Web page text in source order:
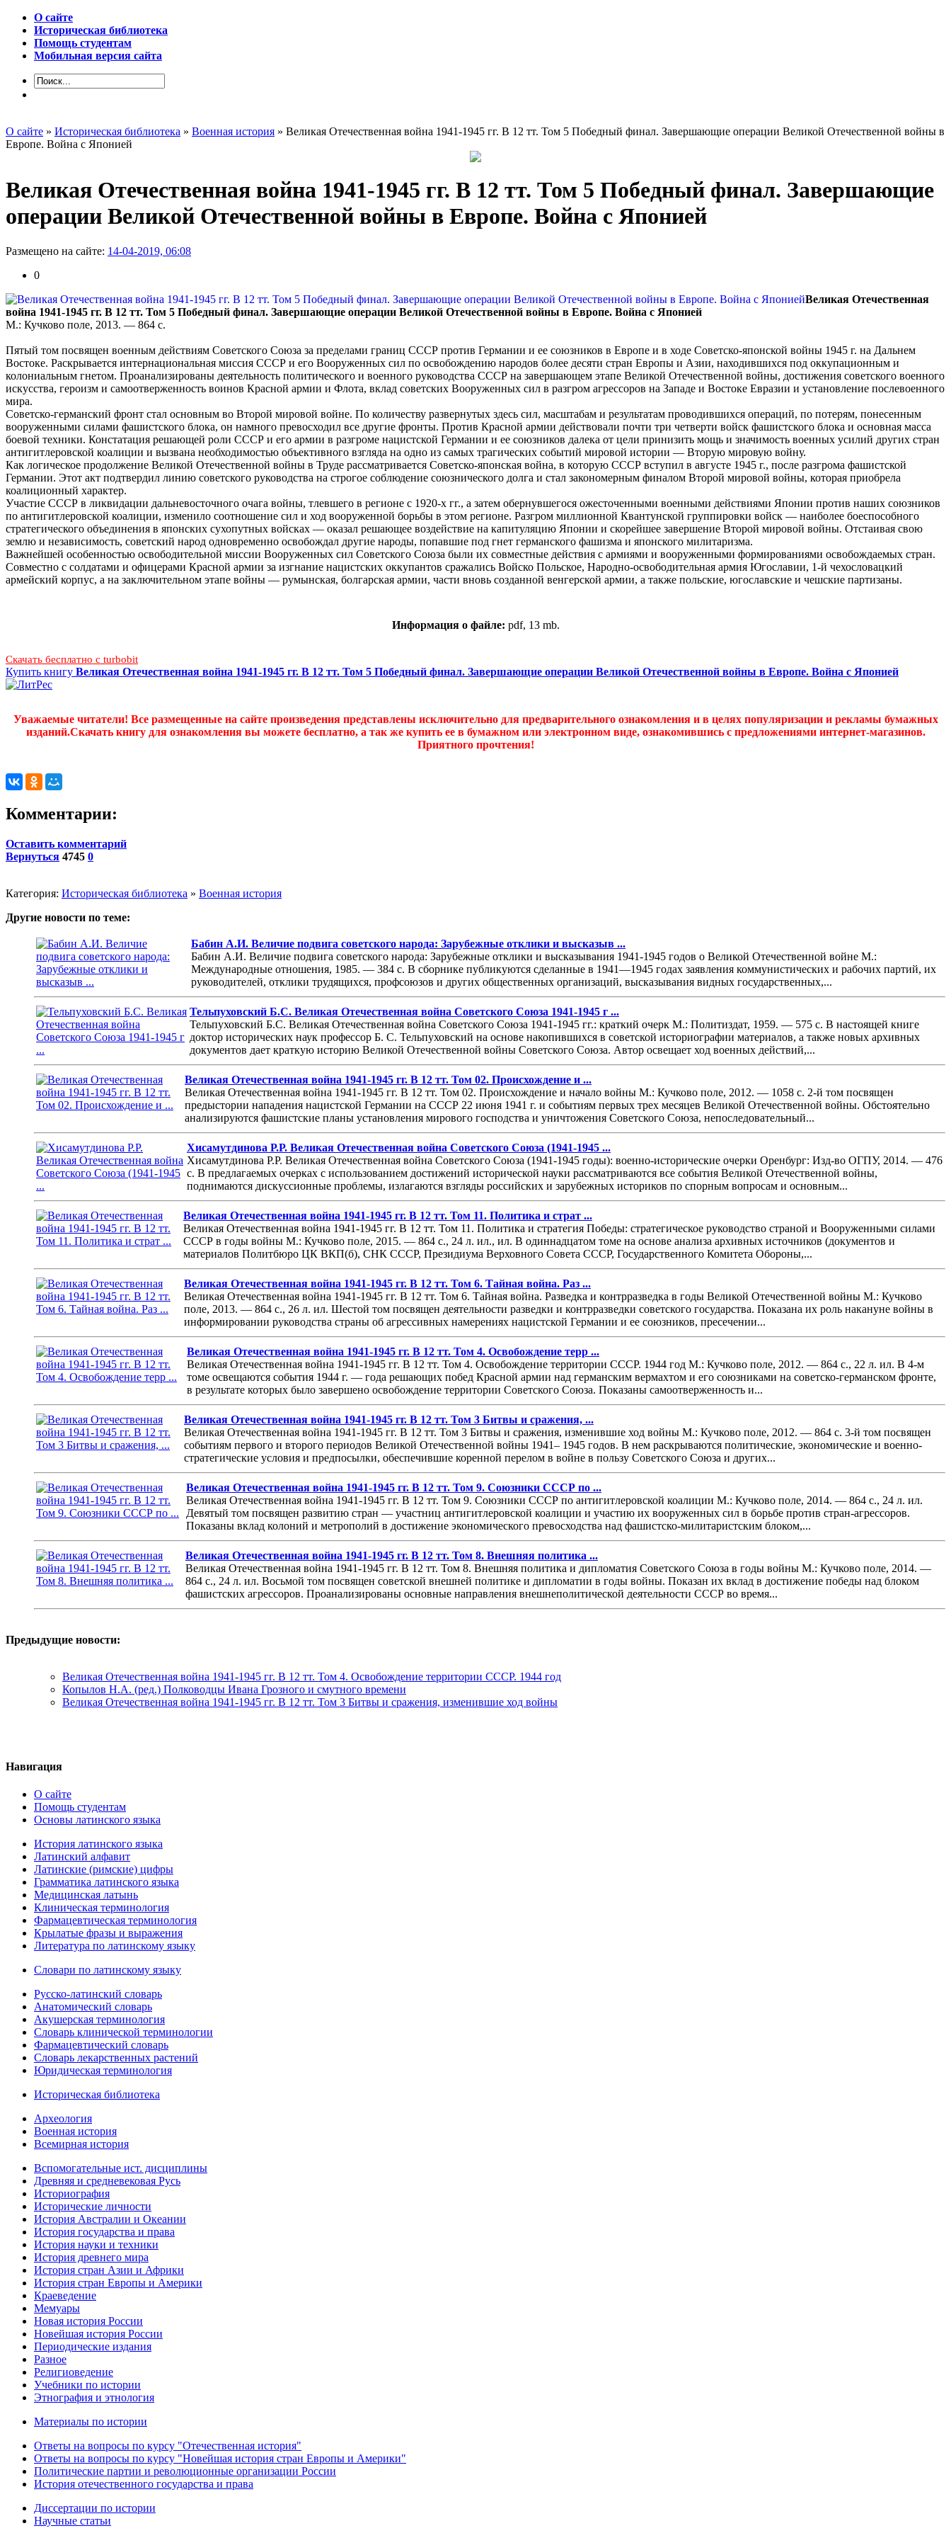
О сайте
Историческая библиотека
Помощь студентам
Мобильная версия сайта
О сайте » Историческая библиотека » Военная история » Великая Отечественная война 1941-1945 гг. В 12 тт. Том 5 Победный финал. Завершающие операции Великой Отечественной войны в
Европе. Война с Японией
Великая Отечественная война 1941-1945 гг. В 12 тт. Том 5 Победный финал. Завершающие
операции Великой Отечественной войны в Европе. Война с Японией
Размещено на сайте: 14-04-2019, 06:08
0
Великая Отечественная
война 1941-1945 гг. В 12 тт. Том 5 Победный финал. Завершающие операции Великой Отечественной войны в Европе. Война с Японией
М.: Кучково поле, 2013. — 864 с.
Пятый том посвящен военным действиям Советского Союза за пределами границ СССР против Германии и ее союзников в Европе и в ходе Советско-японской войны 1945 г. на Дальнем
Востоке. Раскрывается интернациональная миссия СССР и его Вооруженных сил по освобождению народов более десяти стран Европы и Азии, находившихся под оккупационным и
колониальным гнетом. Проанализированы деятельность политического и военного руководства СССР на завершающем этапе Великой Отечественной войны, достижения советского военного
искусства, героизм и самоотверженность воинов Красной армии и Флота, вклад советских Вооруженных сил в разгром агрессоров на Западе и Востоке Евразии и установление послевоенного
мира.
Советско-германский фронт стал основным во Второй мировой войне. По количеству развернутых здесь сил, масштабам и результатам проводившихся операций, по потерям, понесенным
вооруженными силами фашистского блока, он намного превосходил все другие фронты. Против Красной армии действовали почти три четверти войск фашистского блока и основная масса
боевой техники. Констатация решающей роли СССР и его армии в разгроме нацистской Германии и ее союзников далека от цели принизить мощь и значимость военных усилий других стран
антигитлеровской коалиции и вызвана необходимостью объективного взгляда на одно из самых трагических событий мировой истории — Вторую мировую войну.
Как логическое продолжение Великой Отечественной войны в Труде рассматривается Советско-японская война, в которую СССР вступил в августе 1945 г., после разгрома фашистской
Германии. Этот акт подтвердил линию советского руководства на строгое соблюдение союзнического долга и стал закономерным финалом Второй мировой войны, которая приобрела
коалиционный характер.
Участие СССР в ликвидации дальневосточного очага войны, тлевшего в регионе с 1920-х гг., а затем обернувшегося ожесточенными военными действиями Японии против наших союзников
по антигитлеровской коалиции, изменило соотношение сил и ход вооруженной борьбы в этом регионе. Разгром миллионной Квантунской группировки войск — наиболее боеспособного
стратегического объединения в японских сухопутных войсках — оказал решающее воздействие на капитуляцию Японии и скорейшее завершение Второй мировой войны. Отстаивая свою
землю и независимость, советский народ одновременно освобождал другие народы, попавшие под гнет германского фашизма и японского милитаризма.
Важнейшей особенностью освободительной миссии Вооруженных сил Советского Союза были их совместные действия с армиями и вооруженными формированиями освобождаемых стран.
Совместно с солдатами и офицерами Красной армии за изгнание нацистских оккупантов сражались Войско Польское, Народно-освободительная армия Югославии, 1-й чехословацкий
армейский корпус, а на заключительном этапе войны — румынская, болгарская армии, части вновь созданной венгерской армии, а также польские, югославские и чешские партизаны.
Информация о файле: pdf, 13 mb.
Скачать бесплатно c turbobit
Купить книгу Великая Отечественная война 1941-1945 гг. В 12 тт. Том 5 Победный финал. Завершающие операции Великой Отечественной войны в Европе. Война с Японией
Уважаемые читатели! Все размещенные на сайте произведения представлены исключительно для предварительного ознакомления и в целях популяризации и рекламы бумажных
изданий.Скачать книгу для ознакомления вы можете бесплатно, а так же купить ее в бумажном или электронном виде, ознакомившись с предложениями интернет-магазинов.
Приятного прочтения!
Комментарии:
Оставить комментарий
Вернуться 4745 0
Категория: Историческая библиотека » Военная история
Другие новости по теме:
Бабин А.И. Величие подвига советского народа: Зарубежные отклики и высказыв ...
Бабин А.И. Величие подвига советского народа: Зарубежные отклики и высказывания 1941-1945 годов о Великой Отечественной войне М.:
Международные отношения, 1985. — 384 с. В сборнике публикуются сделанные в 1941—1945 годах заявления коммунистических и рабочих партий, их
руководителей, отклики трудящихся, профсоюзов и других общественных организаций, высказывания видных государственных,...
Тельпуховский Б.С. Великая Отечественная война Советского Союза 1941-1945 г ...
Тельпуховский Б.С. Великая Отечественная война Советского Союза 1941-1945 гг.: краткий очерк М.: Политиздат, 1959. — 575 с. В настоящей книге
доктор исторических наук профессор Б. С. Тельпуховский на основе накопившихся в советской историографии материалов, а также новых архивных
документов дает краткую историю Великой Отечественной войны Советского Союза. Автор освещает ход военных действий,...
Великая Отечественная война 1941-1945 гг. В 12 тт. Том 02. Происхождение и ...
Великая Отечественная война 1941-1945 гг. В 12 тт. Том 02. Происхождение и начало войны М.: Кучково поле, 2012. — 1058 с. 2-й том посвящен
предыстории нападения нацистской Германии на СССР 22 июня 1941 г. и событиям первых трех месяцев Великой Отечественной войны. Обстоятельно
анализируются фашистские планы установления мирового господства и уничтожения Советского Союза, непоследовательный...
Хисамутдинова Р.Р. Великая Отечественная война Советского Союза (1941-1945 ...
Хисамутдинова Р.Р. Великая Отечественная война Советского Союза (1941-1945 годы): военно-исторические очерки Оренбург: Изд-во ОГПУ, 2014. — 476
с. В предлагаемых очерках с использованием достижений исторической науки рассматриваются все события Великой Отечественной войны,
поднимаются дискуссионные проблемы, излагаются взгляды российских и зарубежных историков по спорным вопросам и основным...
Великая Отечественная война 1941-1945 гг. В 12 тт. Том 11. Политика и страт ...
Великая Отечественная война 1941-1945 гг. В 12 тт. Том 11. Политика и стратегия Победы: стратегическое руководство страной и Вооруженными силами
СССР в годы войны М.: Кучково поле, 2015. — 864 с., 24 л. ил., ил. В одиннадцатом томе на основе анализа архивных источников (документов и
материалов Политбюро ЦК ВКП(б), СНК СССР, Президиума Верховного Совета СССР, Государственного Комитета Обороны,...
Великая Отечественная война 1941-1945 гг. В 12 тт. Том 6. Тайная война. Раз ...
Великая Отечественная война 1941-1945 гг. В 12 тт. Том 6. Тайная война. Разведка и контрразведка в годы Великой Отечественной войны М.: Кучково
поле, 2013. — 864 с., 26 л. ил. Шестой том посвящен деятельности разведки и контрразведки советского государства. Показана их роль накануне войны в
информировании руководства страны об агрессивных намерениях нацистской Германии и ее союзников, пресечении...
Великая Отечественная война 1941-1945 гг. В 12 тт. Том 4. Освобождение терр ...
Великая Отечественная война 1941-1945 гг. В 12 тт. Том 4. Освобождение территории СССР. 1944 год М.: Кучково поле, 2012. — 864 с., 22 л. ил. В 4-м
томе освещаются события 1944 г. — года решающих побед Красной армии над германским вермахтом и его союзниками на советско-германском фронте,
в результате которых было завершено освобождение территории Советского Союза. Показаны самоотверженность и...
Великая Отечественная война 1941-1945 гг. В 12 тт. Том 3 Битвы и сражения, ...
Великая Отечественная война 1941-1945 гг. В 12 тт. Том 3 Битвы и сражения, изменившие ход войны М.: Кучково поле, 2012. — 864 с. 3-й том посвящен
событиям первого и второго периодов Великой Отечественной войны 1941– 1945 годов. В нем раскрываются политические, экономические и военно-
стратегические условия и предпосылки, обеспечившие коренной перелом в войне в пользу Советского Союза и других...
Великая Отечественная война 1941-1945 гг. В 12 тт. Том 9. Союзники СССР по ...
Великая Отечественная война 1941-1945 гг. В 12 тт. Том 9. Союзники СССР по антигитлеровской коалиции М.: Кучково поле, 2014. — 864 с., 24 л. ил.
Девятый том посвящен развитию стран — участниц антигитлеровской коалиции и участию их вооруженных сил в борьбе против стран-агрессоров.
Показаны вклад колоний и метрополий в достижение экономического превосходства над фашистско-милитаристским блоком,...
Великая Отечественная война 1941-1945 гг. В 12 тт. Том 8. Внешняя политика ...
Великая Отечественная война 1941-1945 гг. В 12 тт. Том 8. Внешняя политика и дипломатия Советского Союза в годы войны М.: Кучково поле, 2014. —
864 с., 24 л. ил. Восьмой том посвящен советской внешней политике и дипломатии в годы войны. Показан их вклад в достижение победы над блоком
фашистских агрессоров. Проанализированы основные направления внешнеполитической деятельности СССР во время...
Предыдущие новости:
Великая Отечественная война 1941-1945 гг. В 12 тт. Том 4. Освобождение территории СССР. 1944 год
Копылов Н.А. (ред.) Полководцы Ивана Грозного и смутного времени
Великая Отечественная война 1941-1945 гг. В 12 тт. Том 3 Битвы и сражения, изменившие ход войны
Навигация
О сайте
Помощь студентам
Основы латинского языка
История латинского языка
Латинский алфавит
Латинские (римские) цифры
Грамматика латинского языка
Медицинская латынь
Клиническая терминология
Фармацевтическая терминология
Крылатые фразы и выражения
Литература по латинскому языку
Словари по латинскому языку
Русско-латинский словарь
Анатомический словарь
Акушерская терминология
Словарь клинической терминологии
Фармацевтический словарь
Словарь лекарственных растений
Юридическая терминология
Историческая библиотека
Археология
Военная история
Всемирная история
Вспомогательные ист. дисциплины
Древняя и средневековая Русь
Историография
Исторические личности
История Австралии и Океании
История государства и права
История науки и техники
История древнего мира
История стран Азии и Африки
История стран Европы и Америки
Краеведение
Мемуары
Новая история России
Новейшая история России
Периодические издания
Разное
Религиоведение
Учебники по истории
Этнография и этнология
Материалы по истории
Ответы на вопросы по курсу "Отечественная история"
Ответы на вопросы по курсу "Новейшая история стран Европы и Америки"
Политические партии и революционные организации России
История отечественного государства и права
Диссертации по истории
Научные статьи